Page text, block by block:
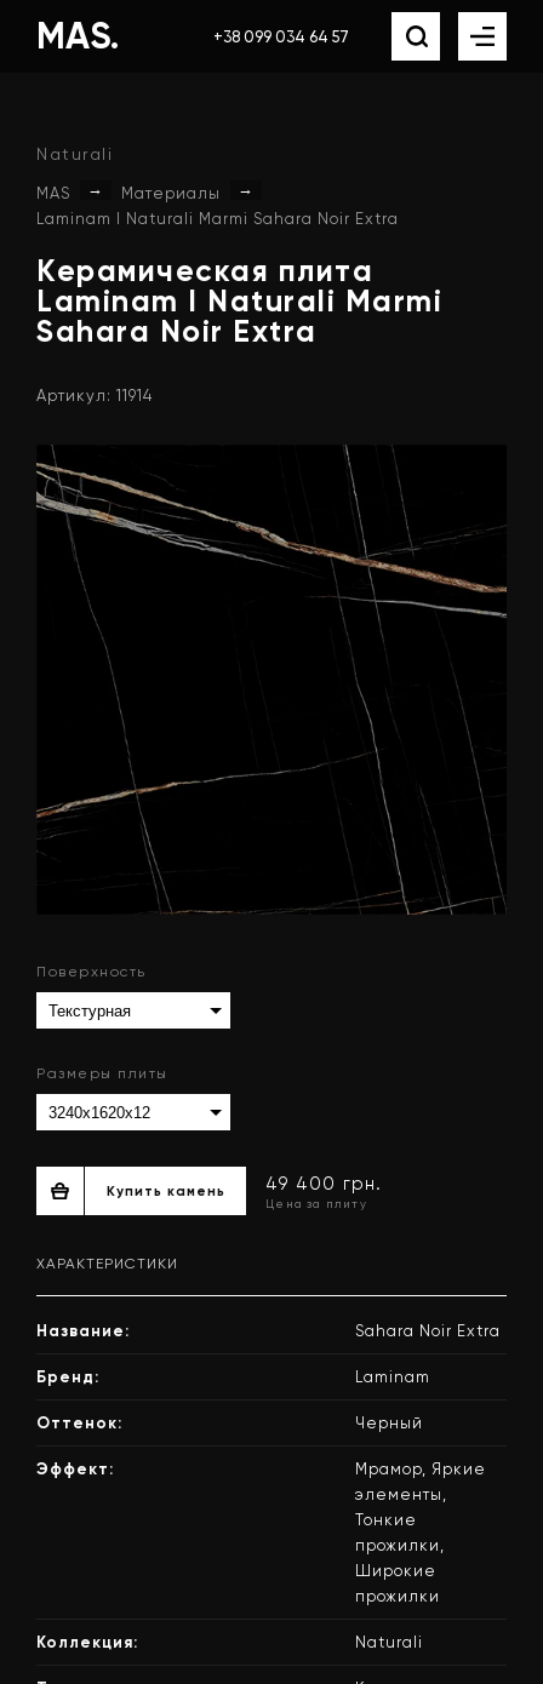
MAS. +38 099 034 64 57
Naturali
MAS → Материалы
→
Laminam I Naturali Marmi Sahara Noir Extra
Керамическая плита
Laminam I Naturali Marmi
Sahara Noir Extra
Артикул: 11914
Поверхность
Размеры плиты
49 400 грн.
Цена за плиту
ХАРАКТЕРИСТИКИ
Название: Sahara Noir Extra
Бренд: Laminam
Оттенок: Черный
Эффект:
Мрамор, Яркие
элементы,
Тонкие
прожилки,
Широкие
прожилки
Коллекция: Naturali